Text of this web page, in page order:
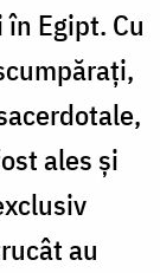
Egipt. Cu
ales și
au